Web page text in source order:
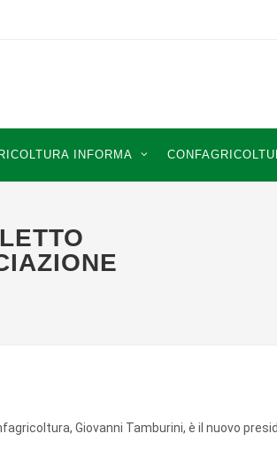
INFORMA
Giovanni Tamburini, è il nuovo